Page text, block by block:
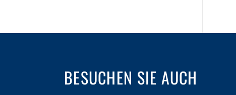
BESUCHEN SIE AUCH